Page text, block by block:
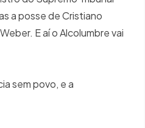
a posse de Cristiano
E aí o Alcolumbre vai
sem povo, e a